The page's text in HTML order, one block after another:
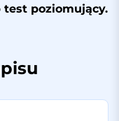
test poziomujący.